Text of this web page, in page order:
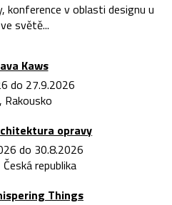
konference v oblasti designu u
světě...
Kaws
do 27.9.2026
Rakousko
opravy
do 30.8.2026
republika
Things